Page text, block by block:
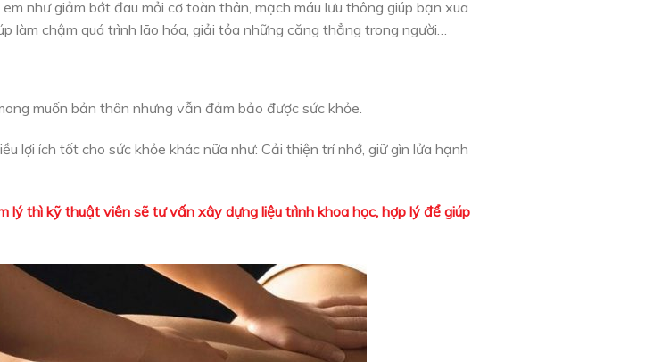
như giảm bớt đau mỏi cơ toàn thân, mạch máu lưu thông giúp bạn xua
chậm quá trình lão hóa, giải tỏa những căng thẳng trong người…
muốn bản thân nhưng vẫn đảm bảo được sức khỏe.
lợi ích tốt cho sức khỏe khác nữa như: Cải thiện trí nhớ, giữ gìn lửa hạnh
thì kỹ thuật viên sẽ tư vấn xây dựng liệu trình khoa học, hợp lý để giúp